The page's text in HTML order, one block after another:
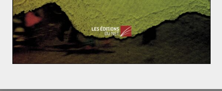
Sanctions de la CEDEAO contre le Mali: quels fonde
ments et quelles conséquences ?